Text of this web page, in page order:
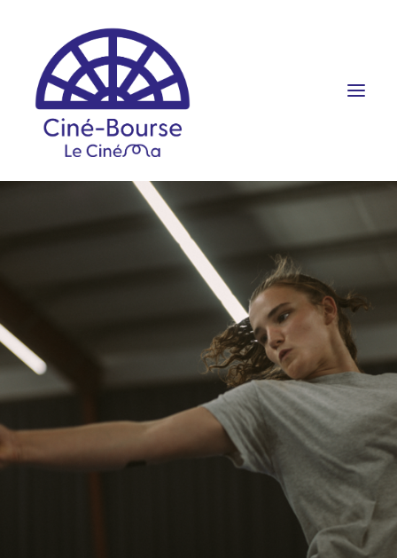
RÉSERVATION